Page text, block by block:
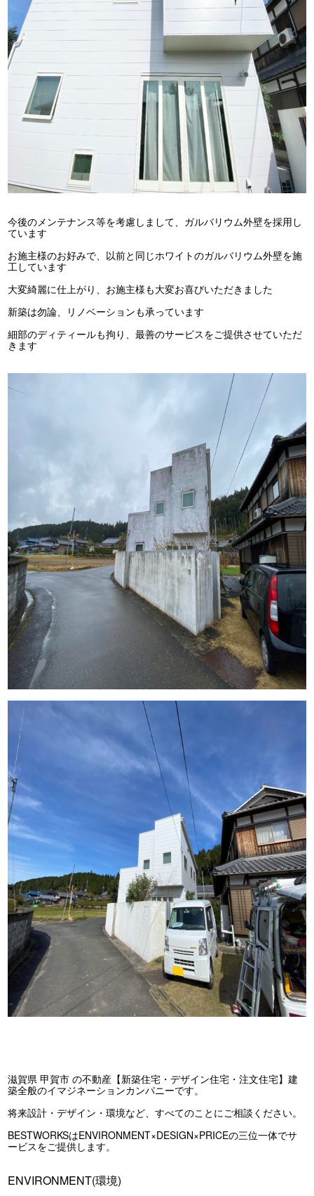
今後のメンテナンス等を考慮しまして、ガルバリウム外壁を採用し
ています
お施主様のお好みで、以前と同じホワイトのガルバリウム外壁を施
工しています
大変綺麗に仕上がり、お施主様も大変お喜びいただきました
新築は勿論、リノベーションも承っています
細部のディティールも拘り、最善のサービスをご提供させていただ
きます
滋賀県 甲賀市 の不動産【新築住宅・デザイン住宅・注文住宅】建
築全般のイマジネーションカンパニーです。
将来設計・デザイン・環境など、すべてのことにご相談ください。
BESTWORKSはENVIRONMENT×DESIGN×PRICEの三位一体でサ
ービスをご提供します。
ENVIRONMENT(環境)